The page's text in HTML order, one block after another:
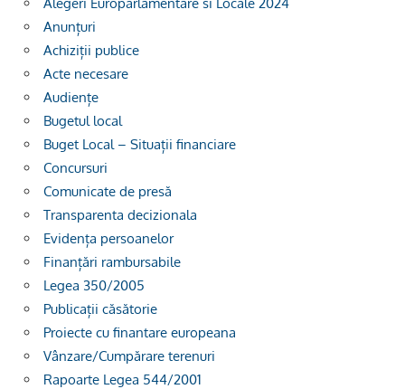
Anunțuri
Achiziții publice
Acte necesare
Audiențe
Bugetul local
Buget Local – Situații financiare
Concursuri
Comunicate de presă
Transparenta decizionala
Evidența persoanelor
Finanțări rambursabile
Legea 350/2005
Publicații căsătorie
Proiecte cu finantare europeana
Vânzare/Cumpărare terenuri
Rapoarte Legea 544/2001